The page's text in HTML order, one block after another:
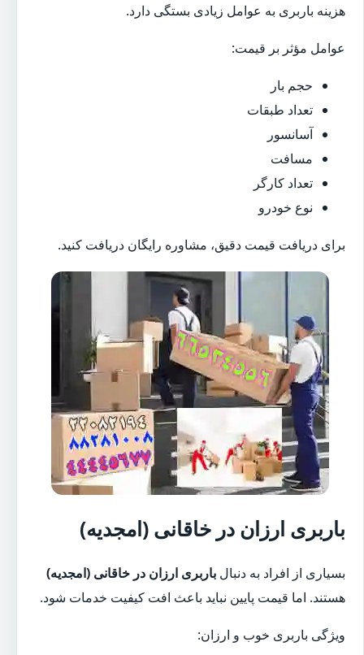
هزینه باربری به عوامل زیادی بستگی دارد.
عوامل مؤثر بر قیمت:
حجم بار
تعداد طبقات
آسانسور
مسافت
تعداد کارگر
نوع خودرو
برای دریافت قیمت دقیق، مشاوره رایگان دریافت کنید.
باربری ارزان در خاقانی (امجدیه)
بسیاری از افراد به دنبال باربری ارزان در خاقانی (امجدیه)
هستند. اما قیمت پایین نباید باعث افت کیفیت خدمات شود.
ویژگی باربری خوب و ارزان: